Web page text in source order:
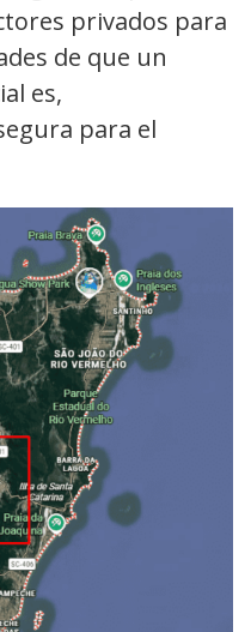
privados para
de que un
es,
para el